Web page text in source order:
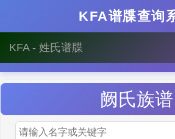
KFA谱牒查询
KFA - 姓氏谱牒
阙氏族谱